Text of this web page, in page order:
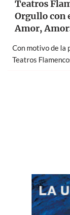
Teatros
Orgullo con
Amor,
Con motivo de la
Teatros